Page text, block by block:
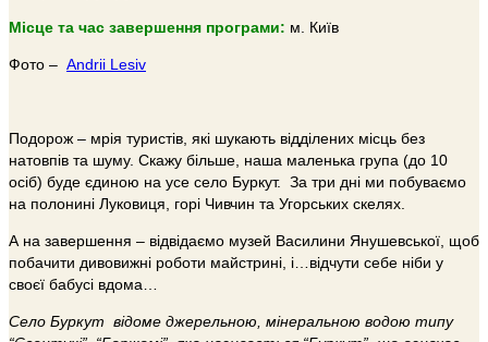
Місце та час завершення програми: м. Київ
Фото – Andrii Lesiv
Подорож – мрія туристів, які шукають відділених місць без
натовпів та шуму. Скажу більше, наша маленька група (до 10
осіб) буде єдиною на усе село Буркут. За три дні ми побуваємо
на полонині Луковиця, горі Чивчин та Угорських скелях.
А на завершення – відвідаємо музей Василини Янушевської, щоб
побачити дивовижні роботи майстрині, і…відчути себе ніби у
своєї бабусі вдома…
Село Буркут відоме джерельною, мінеральною водою типу